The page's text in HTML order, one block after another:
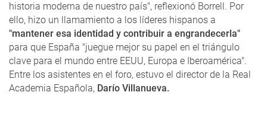
historia moderna de nuestro país", reflexionó Borrell. Por
ello, hizo un llamamiento a los líderes hispanos a
"mantener esa identidad y contribuir a engrandecerla"
para que España "juegue mejor su papel en el triángulo
clave para el mundo entre EEUU, Europa e Iberoamérica".
Entre los asistentes en el foro, estuvo el director de la Real
Academia Española, Darío Villanueva.